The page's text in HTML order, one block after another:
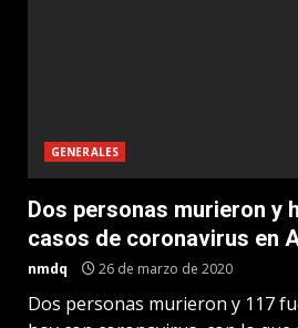
GENERALES
Dos personas murieron y
casos de coronavirus en
nmdq 26 de marzo de 2020
Dos personas murieron y 117